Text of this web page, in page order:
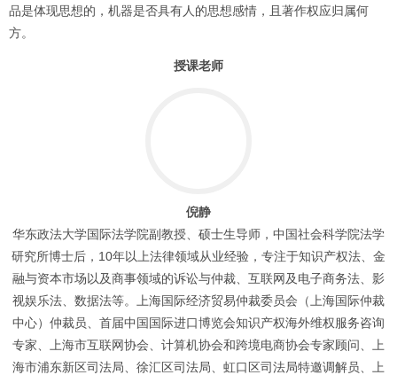
品是体现思想的，机器是否具有人的思想感情，且著作权应归属何
方。
授课老师
倪静
华东政法大学国际法学院副教授、硕士生导师，中国社会科学院法学
研究所博士后，10年以上法律领域从业经验，专注于知识产权法、金
融与资本市场以及商事领域的诉讼与仲裁、互联网及电子商务法、影
视娱乐法、数据法等。上海国际经济贸易仲裁委员会（上海国际仲裁
中心）仲裁员、首届中国国际进口博览会知识产权海外维权服务咨询
专家、上海市互联网协会、计算机协会和跨境电商协会专家顾问、上
海市浦东新区司法局、徐汇区司法局、虹口区司法局特邀调解员、上